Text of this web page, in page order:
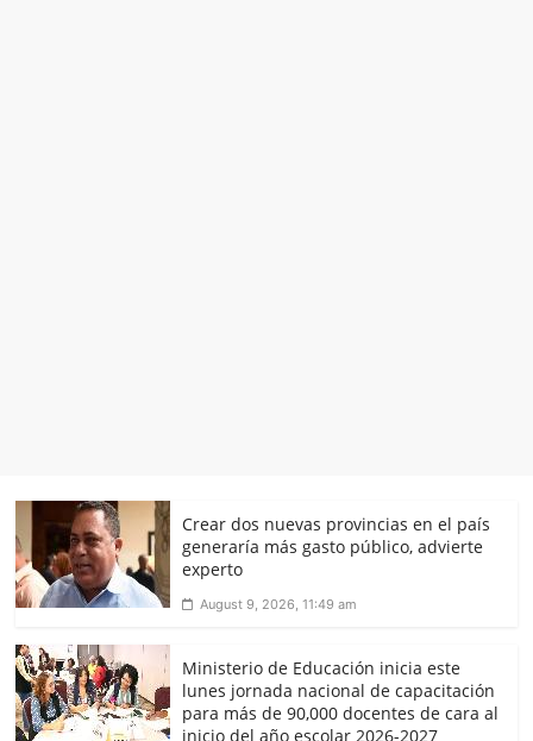
Crear dos nuevas provincias en el país
generaría más gasto público, advierte
experto
August 9, 2026, 11:49 am
Ministerio de Educación inicia este
lunes jornada nacional de capacitación
para más de 90,000 docentes de cara al
inicio del año escolar 2026-2027